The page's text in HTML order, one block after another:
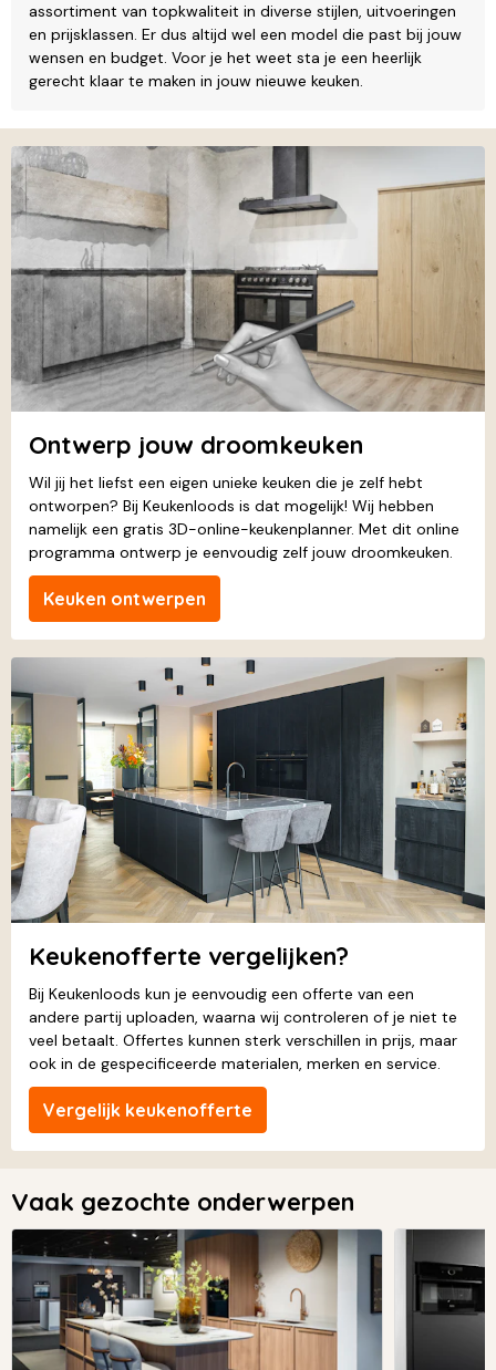
assortiment van topkwaliteit in diverse stijlen, uitvoeringen
en prijsklassen. Er dus altijd wel een model die past bij jouw
wensen en budget. Voor je het weet sta je een heerlijk
gerecht klaar te maken in jouw nieuwe keuken.
Ontwerp jouw droomkeuken
Wil jij het liefst een eigen unieke keuken die je zelf hebt
ontworpen? Bij Keukenloods is dat mogelijk! Wij hebben
namelijk een gratis 3D-online-keukenplanner. Met dit online
programma ontwerp je eenvoudig zelf jouw droomkeuken.
Keuken ontwerpen
Keukenofferte vergelijken?
Bij Keukenloods kun je eenvoudig een offerte van een
andere partij uploaden, waarna wij controleren of je niet te
veel betaalt. Offertes kunnen sterk verschillen in prijs, maar
ook in de gespecificeerde materialen, merken en service.
Vergelijk keukenofferte
Vaak gezochte onderwerpen